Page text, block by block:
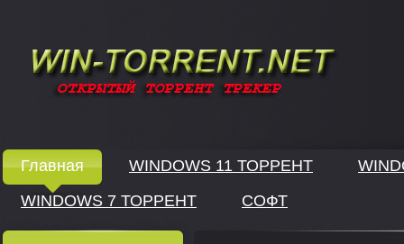
Главная WINDOWS 11 ТОРРЕНТ
WINDOWS 7 ТОРРЕНТ
СОФТ